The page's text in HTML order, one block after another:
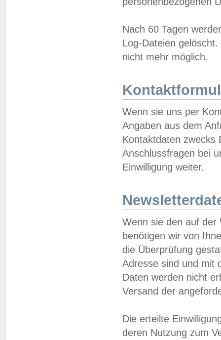
Nach 60 Tagen
Log-Dateien
nicht mehr möglich.
Wenn sie uns per
Angaben aus dem
Kontaktdaten zwecks
Anschlussfragen bei
Einwilligung weiter.
Wenn sie den auf der
benötigen wir von
die Überprüfung
Adresse sind und mit
Daten werden nicht
Versand der
Die erteilte
deren Nutzung zum